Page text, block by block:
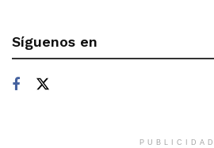
Síguenos en
PUBLICIDAD